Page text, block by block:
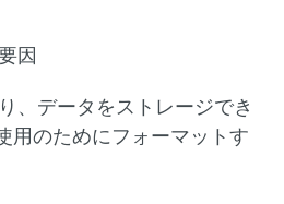
因
、データをストレージでき
用のためにフォーマットす